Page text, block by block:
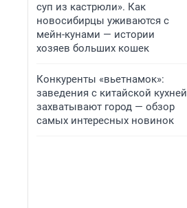
суп из кастрюли». Как
новосибирцы уживаются с
мейн-кунами — истории
хозяев больших кошек
Конкуренты «вьетнамок»:
заведения с китайской кухней
захватывают город — обзор
самых интересных новинок